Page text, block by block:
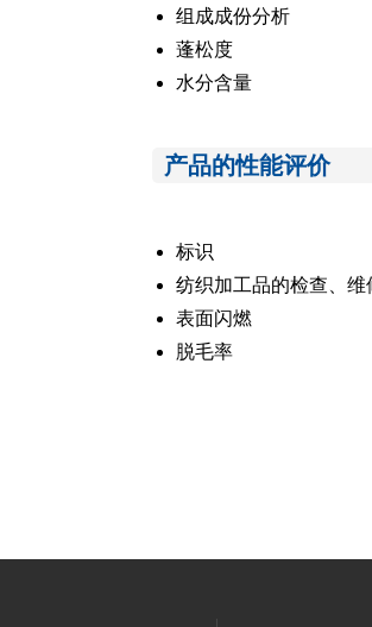
组成成份分析
蓬松度
水分含量
产品的性能评价
标识
纺织加工品的检查、维
表面闪燃
脱毛率